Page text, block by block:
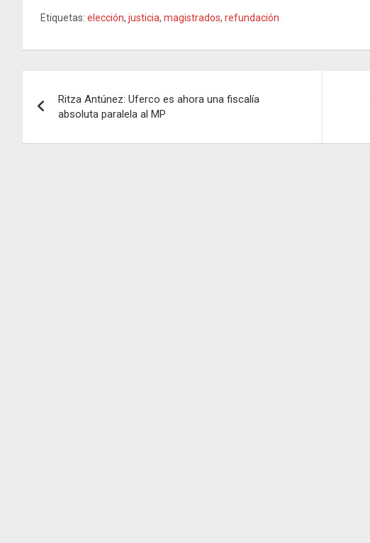
Etiquetas: elección, justicia, magistrados, refundación
de
entradas
Ritza Antúnez: Uferco es ahora una fiscalía
absoluta paralela al MP